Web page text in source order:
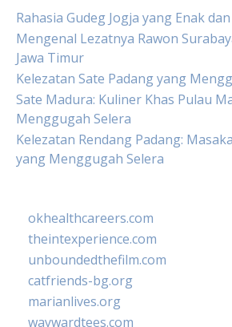
Rahasia Gudeg Jogja yang Enak
Mengenal Lezatnya Rawon
Jawa Timur
Kelezatan Sate Padang yang
Sate Madura: Kuliner Khas Pulau
Menggugah Selera
Kelezatan Rendang Padang:
yang Menggugah Selera
okhealthcareers.com
theintexperience.com
unboundedthefilm.com
catfriends-bg.org
marianlives.org
waywardtees.com